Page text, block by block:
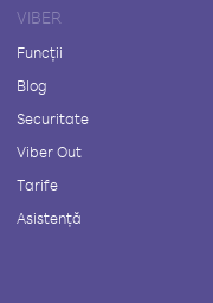
VIBER
Funcții
Blog
Securitate
Viber Out
Tarife
Asistență